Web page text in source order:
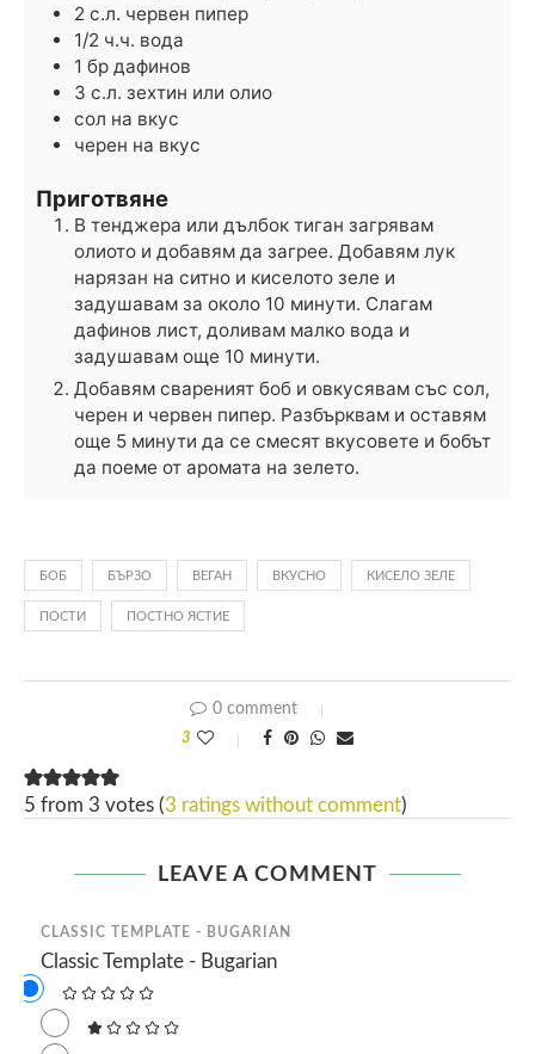
2 с.л. червен пипер
1/2 ч.ч. вода
1 бр дафинов
3 с.л. зехтин или олио
сол на вкус
черен на вкус
Приготвяне
В тенджера или дълбок тиган загрявам
олиото и добавям да загрее. Добавям лук
нарязан на ситно и киселото зеле и
задушавам за около 10 минути. Слагам
дафинов лист, доливам малко вода и
задушавам още 10 минути.
Добавям свареният боб и овкусявам със сол,
черен и червен пипер. Разбърквам и оставям
още 5 минути да се смесят вкусовете и бобът
да поеме от аромата на зелето.
БОБ БЪРЗО ВЕГАН ВКУСНО КИСЕЛО ЗЕЛЕ
ПОСТИ ПОСТНО ЯСТИЕ
0 comment
3
5 from 3 votes (3 ratings without comment)
LEAVE A COMMENT
CLASSIC TEMPLATE - BUGARIAN
Classic Template - Bugarian